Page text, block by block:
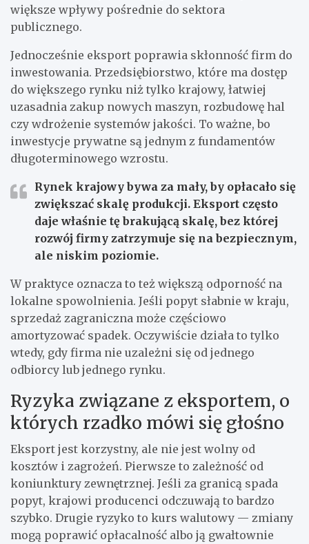
większe wpływy pośrednie do sektora
publicznego.
Jednocześnie eksport poprawia skłonność firm do
inwestowania. Przedsiębiorstwo, które ma dostęp
do większego rynku niż tylko krajowy, łatwiej
uzasadnia zakup nowych maszyn, rozbudowę hal
czy wdrożenie systemów jakości. To ważne, bo
inwestycje prywatne są jednym z fundamentów
długoterminowego wzrostu.
Rynek krajowy bywa za mały, by opłacało się
zwiększać skalę produkcji. Eksport często
daje właśnie tę brakującą skalę, bez której
rozwój firmy zatrzymuje się na bezpiecznym,
ale niskim poziomie.
W praktyce oznacza to też większą odporność na
lokalne spowolnienia. Jeśli popyt słabnie w kraju,
sprzedaż zagraniczna może częściowo
amortyzować spadek. Oczywiście działa to tylko
wtedy, gdy firma nie uzależni się od jednego
odbiorcy lub jednego rynku.
Ryzyka związane z eksportem, o
których rzadko mówi się głośno
Eksport jest korzystny, ale nie jest wolny od
kosztów i zagrożeń. Pierwsze to zależność od
koniunktury zewnętrznej. Jeśli za granicą spada
popyt, krajowi producenci odczuwają to bardzo
szybko. Drugie ryzyko to kurs walutowy — zmiany
mogą poprawić opłacalność albo ją gwałtownie